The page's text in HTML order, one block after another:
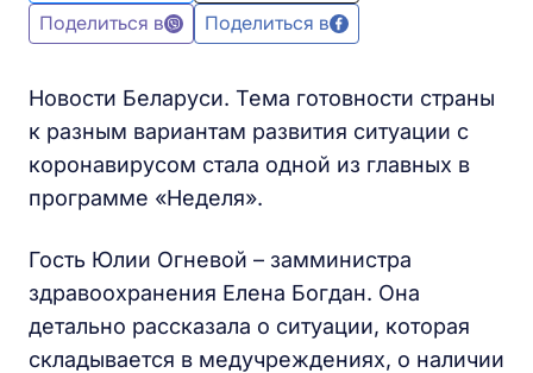
Поделиться в
Поделиться в
Новости Беларуси. Тема готовности страны
к разным вариантам развития ситуации с
коронавирусом стала одной из главных в
программе «Неделя».
Гость Юлии Огневой – замминистра
здравоохранения Елена Богдан. Она
детально рассказала о ситуации, которая
складывается в медучреждениях, о наличии